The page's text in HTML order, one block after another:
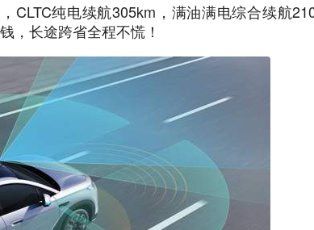
CLTC纯电续航305km，满油满电综合续航
，长途跨省全程不慌！